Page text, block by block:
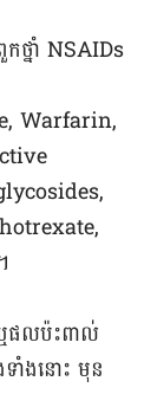
នាំ NSAIDs
Warfarin,
ឬ​ផល​ប៉ះ​ពាល់​
ទាំង​នោះ មុន​